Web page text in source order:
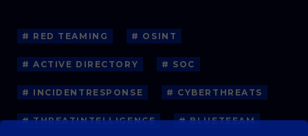
# RED TEAMING # OSINT
# ACTIVE DIRECTORY # SOC
# INCIDENTRESPONSE # CYBERTHREATS
# THREATINTELLIGENCE # BLUETEEAM